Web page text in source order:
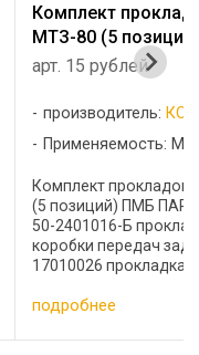
Комплект
дифференциалом
позиций)
производитель:
Применяемость: Т-
Комплект прокладок
дифференциалом Т-
позиций) Т25-
корпуса главной
Т25-1703148
управления 1 штука
прокладка кулисы 1
2411133-В прокладка
подробнее